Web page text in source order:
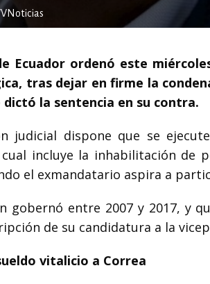
Ecuador ordenó este
tras dejar en firme la
la sentencia en su contra.
judicial dispone que se
cual incluye la inhabilitación de
el exmandatario aspira a
gobernó entre 2007 y 2017, y
de su candidatura a la
vitalicio a Correa